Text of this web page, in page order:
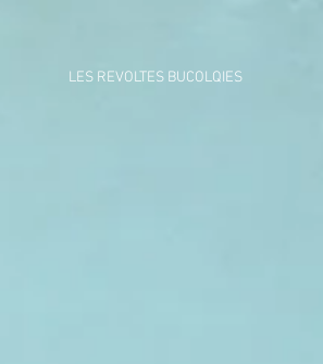
LES REVOLTES BUCOLQIES